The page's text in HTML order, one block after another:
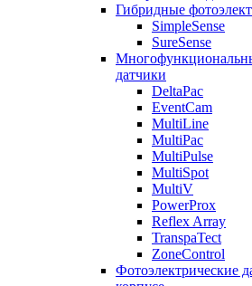
Гибридные
SimpleSense
SureSense
датчики
DeltaPac
EventCam
MultiLine
MultiPac
MultiPulse
MultiSpot
MultiV
PowerProx
Reflex Array
TranspaTect
ZoneControl
Фотоэлектрические